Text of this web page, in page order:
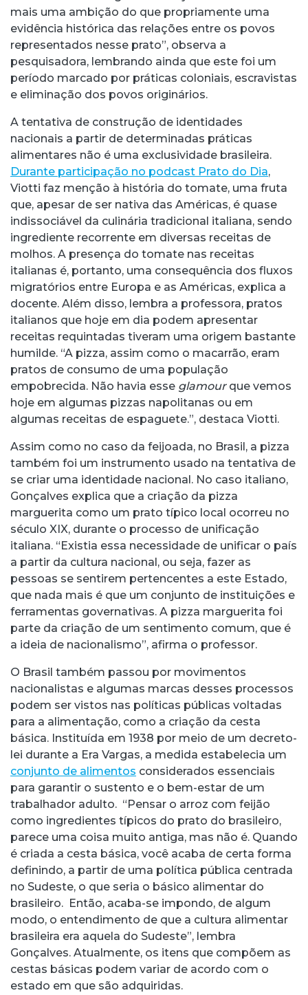
mais uma ambição do que propriamente uma
evidência histórica das relações entre os povos
representados nesse prato”, observa a
pesquisadora, lembrando ainda que este foi um
período marcado por práticas coloniais, escravistas
e eliminação dos povos originários.
A tentativa de construção de identidades
nacionais a partir de determinadas práticas
alimentares não é uma exclusividade brasileira.
Durante participação no podcast Prato do Dia,
Viotti faz menção à história do tomate, uma fruta
que, apesar de ser nativa das Américas, é quase
indissociável da culinária tradicional italiana, sendo
ingrediente recorrente em diversas receitas de
molhos. A presença do tomate nas receitas
italianas é, portanto, uma consequência dos fluxos
migratórios entre Europa e as Américas, explica a
docente. Além disso, lembra a professora, pratos
italianos que hoje em dia podem apresentar
receitas requintadas tiveram uma origem bastante
humilde. “A pizza, assim como o macarrão, eram
pratos de consumo de uma população
empobrecida. Não havia esse glamourque vemos
hoje em algumas pizzas napolitanas ou em
algumas receitas de espaguete.”, destaca Viotti.
Assim como no caso da feijoada, no Brasil, a pizza
também foi um instrumento usado na tentativa de
se criar uma identidade nacional. No caso italiano,
Gonçalves explica que a criação da pizza
marguerita como um prato típico local ocorreu no
século XIX, durante o processo de unificação
italiana. “Existia essa necessidade de unificar o país
a partir da cultura nacional, ou seja, fazer as
pessoas se sentirem pertencentes a este Estado,
que nada mais é que um conjunto de instituições e
ferramentas governativas. A pizza marguerita foi
parte da criação de um sentimento comum, que é
a ideia de nacionalismo”, afirma o professor.
O Brasil também passou por movimentos
nacionalistas e algumas marcas desses processos
podem ser vistos nas políticas públicas voltadas
para a alimentação, como a criação da cesta
básica. Instituída em 1938 por meio de um decreto-
lei durante a Era Vargas, a medida estabelecia um
conjunto de alimentos considerados essenciais
para garantir o sustento e o bem-estar de um
trabalhador adulto. “Pensar o arroz com feijão
como ingredientes típicos do prato do brasileiro,
parece uma coisa muito antiga, mas não é. Quando
é criada a cesta básica, você acaba de certa forma
definindo, a partir de uma política pública centrada
no Sudeste, o que seria o básico alimentar do
brasileiro. Então, acaba-se impondo, de algum
modo, o entendimento de que a cultura alimentar
brasileira era aquela do Sudeste”, lembra
Gonçalves. Atualmente, os itens que compõem as
cestas básicas podem variar de acordo com o
estado em que são adquiridas.